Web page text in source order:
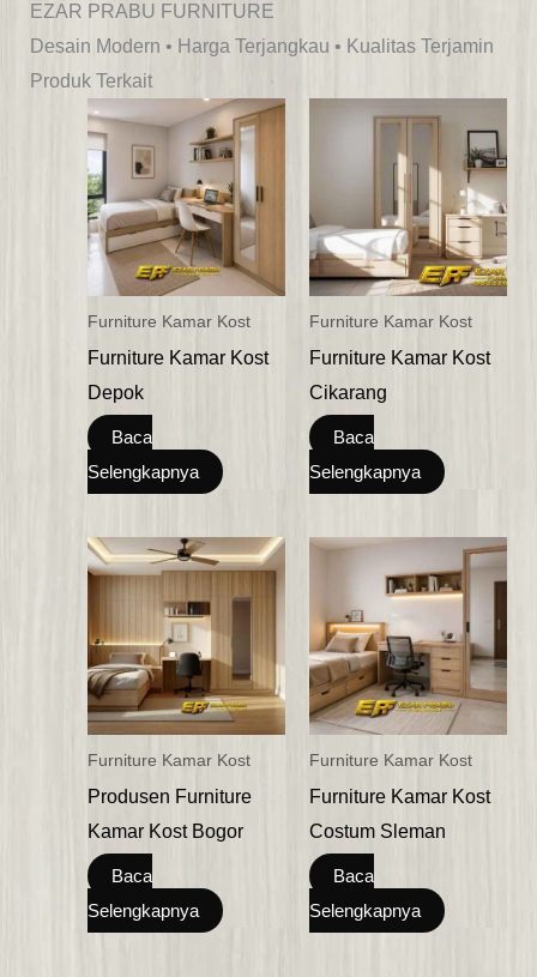
EZAR PRABU FURNITURE
Desain Modern • Harga Terjangkau • Kualitas Terjamin
Produk Terkait
Furniture Kamar Kost
Furniture Kamar Kost
Depok
Baca
Selengkapnya
Furniture Kamar Kost
Furniture Kamar Kost
Cikarang
Baca
Selengkapnya
Furniture Kamar Kost
Produsen Furniture
Kamar Kost Bogor
Baca
Selengkapnya
Furniture Kamar Kost
Furniture Kamar Kost
Costum Sleman
Baca
Selengkapnya